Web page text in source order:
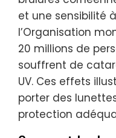
et une sensibilité
l’Organisation
20 millions de
souffrent de
UV. Ces effets
porter des
protection